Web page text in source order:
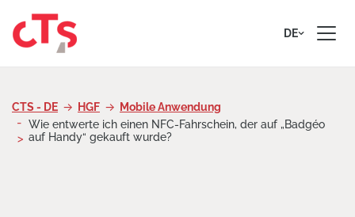
DE
CTS - DE HGF
Mobile Anwendung
Wie entwerte ich einen NFC-Fahrschein, der auf „Badgéo
auf Handy“ gekauft wurde?